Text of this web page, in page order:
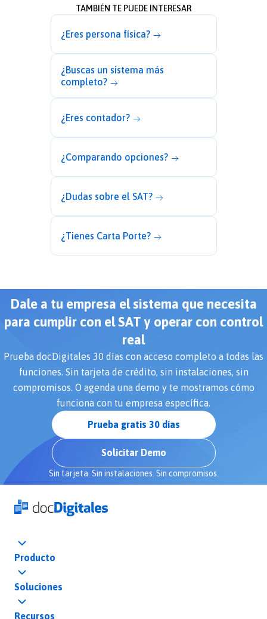
TAMBIÉN TE PUEDE INTERESAR
¿Eres persona física?
¿Buscas un sistema más
completo?
¿Eres contador?
¿Comparando opciones?
¿Dudas sobre el SAT?
¿Tienes Carta Porte?
Dale a tu empresa el sistema que necesita
para cumplir con el SAT y operar con control
real
Prueba docDigitales 30 días con acceso completo a todas las
funciones. Sin tarjeta de crédito, sin instalaciones, sin
compromisos. O agenda una demo y te mostramos cómo
funciona con tu empresa específica.
Prueba gratis 30 días
Solicitar Demo
Sin tarjeta. Sin instalaciones. Sin compromisos.
Producto
Soluciones
Recursos